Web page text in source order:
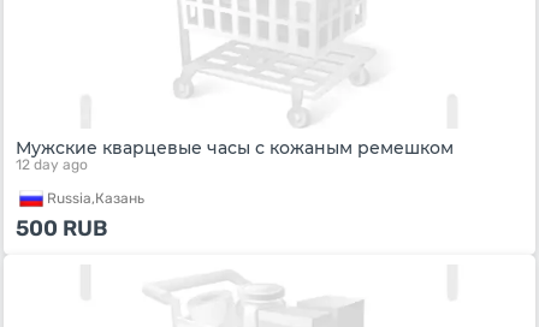
Мужские кварцевые часы с кожаным ремешком
12 day ago
Russia,Казань
500 RUB